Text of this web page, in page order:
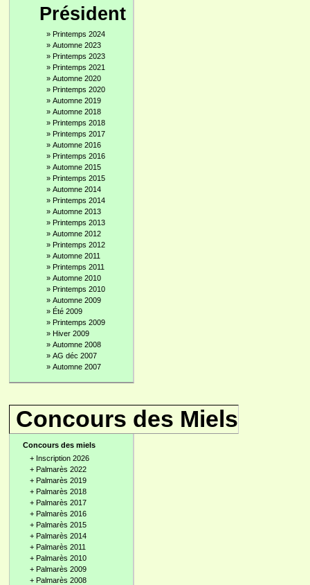
Président
» Printemps 2024
» Automne 2023
» Printemps 2023
» Printemps 2021
» Automne 2020
» Printemps 2020
» Automne 2019
» Automne 2018
» Printemps 2018
» Printemps 2017
» Automne 2016
» Printemps 2016
» Automne 2015
» Printemps 2015
» Automne 2014
» Printemps 2014
» Automne 2013
» Printemps 2013
» Automne 2012
» Printemps 2012
» Automne 2011
» Printemps 2011
» Automne 2010
» Printemps 2010
» Automne 2009
» Été 2009
» Printemps 2009
» Hiver 2009
» Automne 2008
» AG déc 2007
» Automne 2007
Concours des Miels
Concours des miels
+ Inscription 2026
+ Palmarès 2022
+ Palmarès 2019
+ Palmarès 2018
+ Palmarès 2017
+ Palmarès 2016
+ Palmarès 2015
+ Palmarès 2014
+ Palmarès 2011
+ Palmarès 2010
+ Palmarès 2009
+ Palmarès 2008